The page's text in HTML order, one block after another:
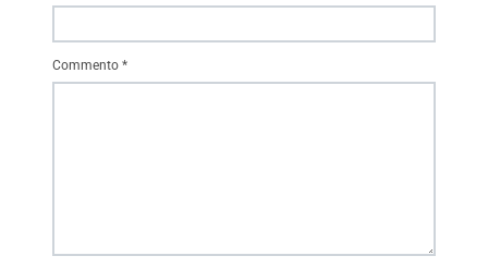
Commento *